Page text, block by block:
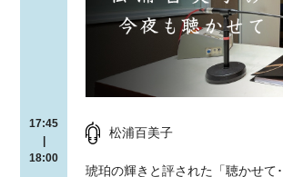
17:45
18:00
松浦百美子
琥珀の輝きと評された「聴かせて